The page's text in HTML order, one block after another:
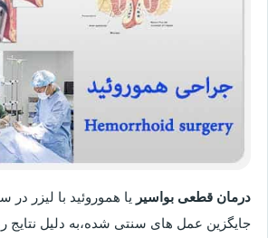
درمان قطعی بواسیر یا هموروئید با لیزر در
جایگزین عمل های سنتی شده،به دلیل نتایج